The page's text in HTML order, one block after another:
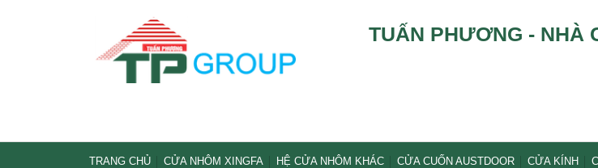
TUẤN PHƯƠNG - NHÀ
TRANG CHỦ CỬA NHÔM XINGFA HỆ CỬA NHÔM KHÁC CỬA CUỐN AUSTDOOR CỬA KÍNH